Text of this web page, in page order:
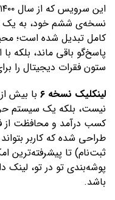
نسخه‌ی ششم خود، به یک
کامل تبدیل شده است؛
پاسخ‌گو باقی ماند، بلکه
ستون فقرات دیجیتال را
لینکلیک نسخه ۶
نیست، بلکه یک سیستم
کسب درآمد و محافظت از
طراحی شده که کاربر
ثبت‌نام) تا پیشرفته‌ترین
پوشه‌بندی تو در تو، لینک
باشد.